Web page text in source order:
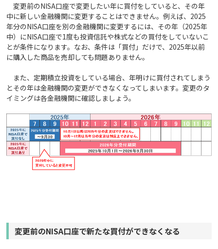
変更前のNISA口座で変更したい年に買付をしていると、その年
中に新しい金融機関に変更することはできません。例えば、2025
年分のNISA口座を別の金融機関に変更するには、その年（2025年
中）にNISA口座で1度も投資信託や株式などの買付をしていないこ
とが条件になります。なお、条件は「買付」だけで、2025年以前
に購入した商品を売却しても問題ありません。
また、定期積立投資をしている場合、年明けに買付されてしまう
とその年は金融機関の変更ができなくなってしまいます。変更のタ
イミングは各金融機関に確認しましょう。
変更前のNISA口座で新たな買付ができなくなる